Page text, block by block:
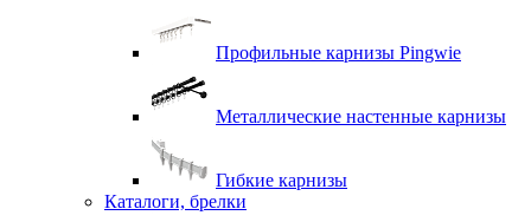
Профильные карнизы Pingwie
Металлические настенные карнизы
Гибкие карнизы
Каталоги, брелки